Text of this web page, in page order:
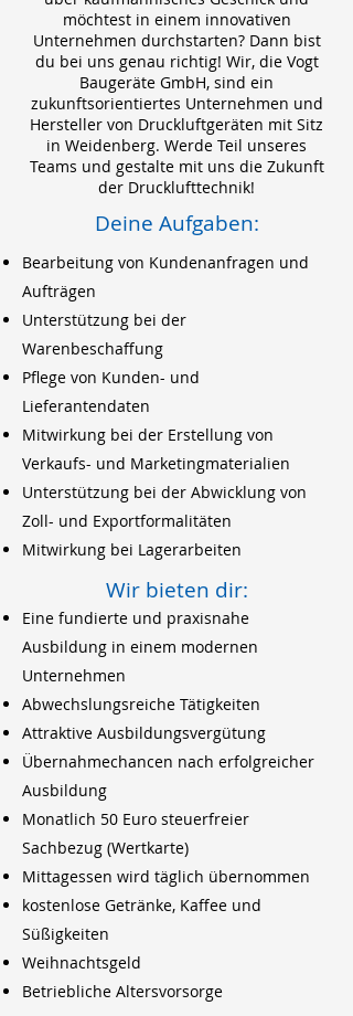
möchtest in einem innovativen
Unternehmen durchstarten? Dann bist
du bei uns genau richtig! Wir, die Vogt
Baugeräte GmbH, sind ein
zukunftsorientiertes Unternehmen und
Hersteller von Druckluftgeräten mit Sitz
in Weidenberg. Werde Teil unseres
Teams und gestalte mit uns die Zukunft
der Drucklufttechnik!
Deine Aufgaben:
Bearbeitung von Kundenanfragen und
Aufträgen
Unterstützung bei der
Warenbeschaffung
Pflege von Kunden- und
Lieferantendaten
Mitwirkung bei der Erstellung von
Verkaufs- und Marketingmaterialien
Unterstützung bei der Abwicklung von
Zoll- und Exportformalitäten
Mitwirkung bei Lagerarbeiten
Wir bieten dir:
Eine fundierte und praxisnahe
Ausbildung in einem modernen
Unternehmen
Abwechslungsreiche Tätigkeiten
Attraktive Ausbildungsvergütung
Übernahmechancen nach erfolgreicher
Ausbildung
Monatlich 50 Euro steuerfreier
Sachbezug (Wertkarte)
Mittagessen wird täglich übernommen
kostenlose Getränke, Kaffee und
Süßigkeiten
Weihnachtsgeld
Betriebliche Altersvorsorge